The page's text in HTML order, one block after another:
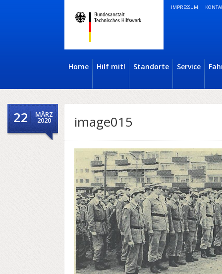
IMPRESSUM
Home Hilf mit! Standorte Service
22 MÄRZ
2020 image015